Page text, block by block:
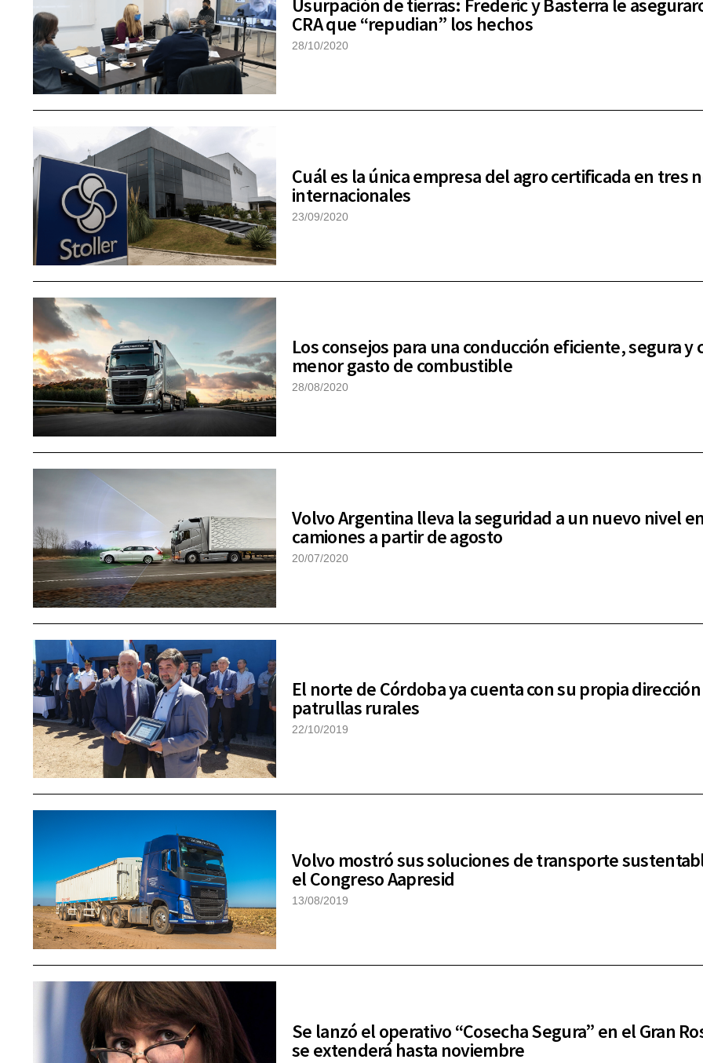
Usurpación de tierras: Frederic y Basterra le
CRA que “repudian” los hechos
28/10/2020
Cuál es la única empresa del agro certificada en tres
internacionales
23/09/2020
Los consejos para una conducción eficiente, segura y
menor gasto de combustible
28/08/2020
Volvo Argentina lleva la seguridad a un nuevo nivel
camiones a partir de agosto
20/07/2020
El norte de Córdoba ya cuenta con su propia
patrullas rurales
22/10/2019
Volvo mostró sus soluciones de transporte
el Congreso Aapresid
13/08/2019
Se lanzó el operativo “Cosecha Segura” en el Gran
se extenderá hasta noviembre